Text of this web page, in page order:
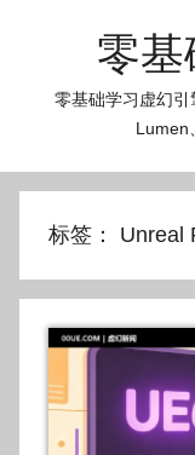
零基
零基础学习虚幻引
Lumen
标签： Unreal